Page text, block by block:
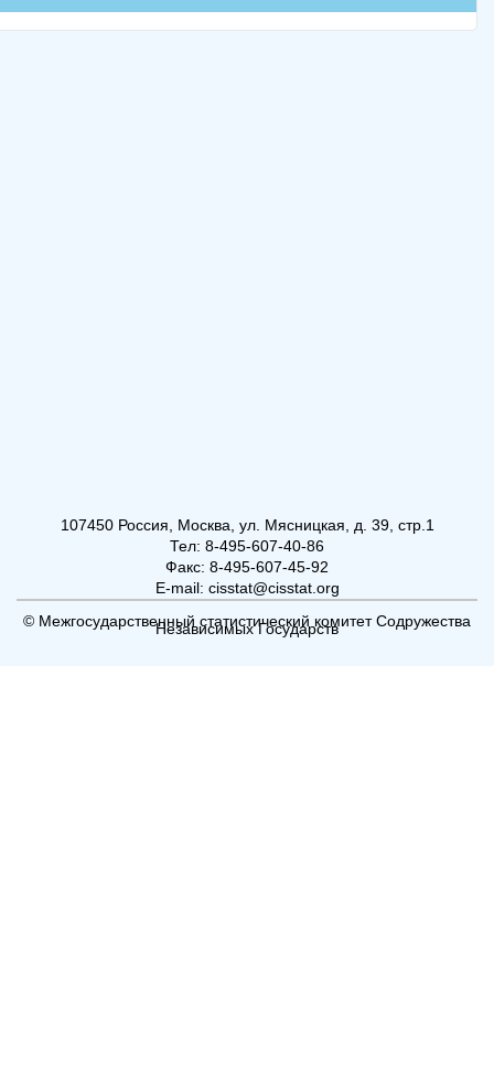
107450 Россия, Москва, ул. Мясницкая, д. 39, стр.1
Тел: 8-495-607-40-86
Факс: 8-495-607-45-92
E-mail: cisstat@cisstat.org
© Межгосударственный статистический комитет Содружества
Независимых Государств